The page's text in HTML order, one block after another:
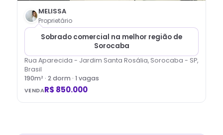
MELISSA
Proprietário
Sobrado comercial na melhor região de
Sorocaba
Rua Aparecida - Jardim Santa Rosália, Sorocaba - SP,
Brasil
190m² · 2dorm · 1 vagas
VENDAR$ 850.000